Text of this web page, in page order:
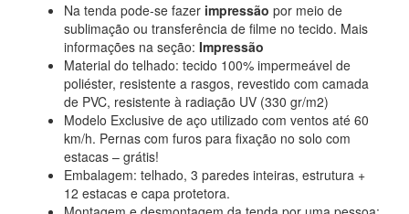
Na tenda pode-se fazer impressão por meio de
sublimação ou transferência de filme no tecido. Mais
informações na seção: Impressão
Material do telhado: tecido 100% impermeável de
poliéster, resistente a rasgos, revestido com camada
de PVC, resistente à radiação UV (330 gr/m2)
Modelo Exclusive de aço utilizado com ventos até 60
km/h. Pernas com furos para fixação no solo com
estacas – grátis!
Embalagem: telhado, 3 paredes inteiras, estrutura +
12 estacas e capa protetora.